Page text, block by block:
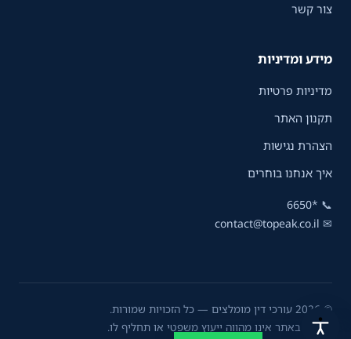
צור קשר
מידע ומדיניות
מדיניות פרטיות
תקנון האתר
הצהרת נגישות
איך אנחנו בוחרים
📞
*6650
✉
contact@topeak.co.il
© 2026 עורכי דין מומלצים — כל הזכויות שמורות.
המידע באתר אינו מהווה ייעוץ משפטי או תחליף לו.